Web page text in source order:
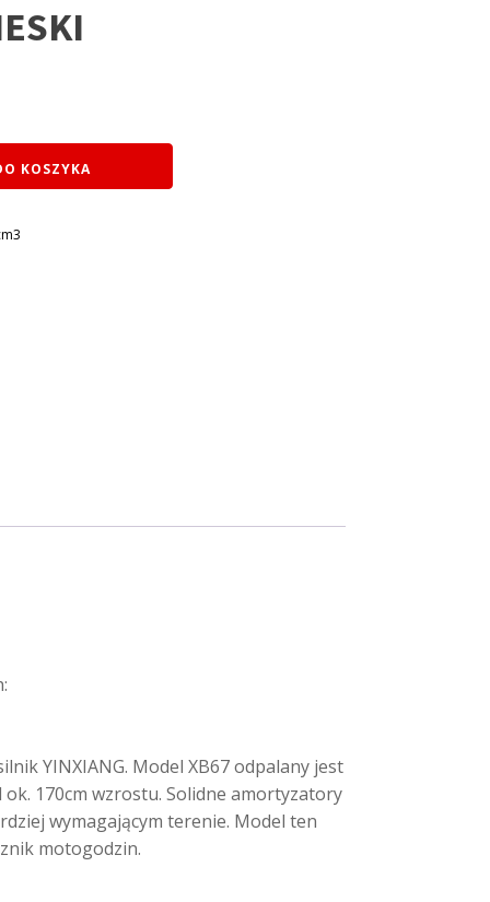
KOSZYKA
YINXIANG. Model XB67 odpalany jest
170cm wzrostu. Solidne amortyzatory
wymagającym terenie. Model ten
motogodzin.